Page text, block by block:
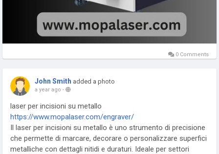
0 Comments
John Smith added a photo
a year ago -
laser per incisioni su metallo
https://www.mopalaser.com/engraver/
Il laser per incisioni su metallo è uno strumento di precisione
che permette di marcare, decorare o personalizzare superfici
metalliche con dettagli nitidi e duraturi. Ideale per settori